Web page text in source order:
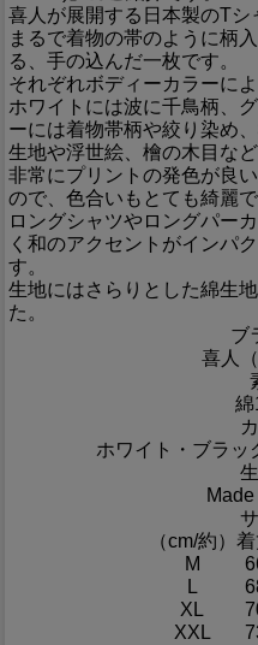
喜人が展開する日本製のTシ
まるで着物の帯のように柄
る、手の込んだ一枚です。
それぞれボディーカラーに
ホワイトには波に千鳥柄、
ーには着物帯柄や絞り染め
生地や浮世絵、檜の木目な
非常にプリントの発色が良
ので、色合いもとても綺麗で
ロングシャツやロングパー
く和のアクセントがインパ
す。
生地にはさらりとした綿生
た。
ブ
喜人
綿
ホワイト・ブラッ
（cm/約）
M
L
XL
XXL